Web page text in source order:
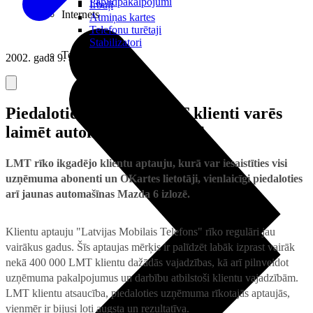
Internets
Irbuļi
Atmiņas kartes
Telefonu turētaji
Stabilizatori
Televizori
2002. gada 9. augusts
Piedaloties aptaujā, LMT klienti varēs
laimēt automašīnu Mazda 6
LMT rīko ikgadējo klientu aptauju, kurā var iesaistīties visi
uzņēmuma abonenti un OKartes lietotāji, vienlaicīgi piedaloties
arī jaunas automašīnas Mazda 6 izlozē.
Klientu aptauju "Latvijas Mobilais Telefons" rīko regulāri jau
vairākus gadus. Šīs aptaujas mērķis ir palīdzēt labāk izprast vairāk
nekā 400 000 LMT klientu dažādās vajadzības, kā arī pilnveidot
uzņēmuma pakalpojumus un darbību atbilstoši klientu vajadzībām.
LMT klientu atsaucība, piedaloties uzņēmuma rīkotajās aptaujās,
vienmēr ir bijusi ļoti augsta un rezultatīva.